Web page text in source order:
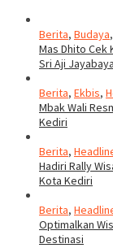
Berita, Budaya,
Mas Dhito Cek
Sri Aji Jayabaya
Berita, Ekbis,
Mbak Wali
Kediri
Berita,
Hadiri Rally
Kota Kediri
Berita,
Optimalkan
Destinasi